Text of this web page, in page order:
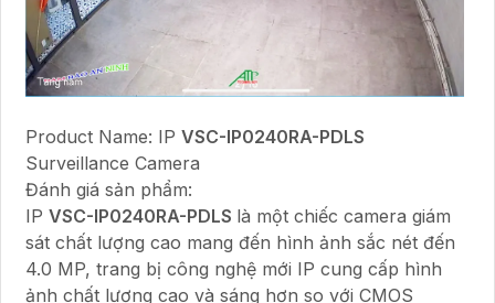
Product Name: IP VSC-IP0240RA-PDLS
Surveillance Camera
Đánh giá sản phẩm:
IP VSC-IP0240RA-PDLS là một chiếc camera giám
sát chất lượng cao mang đến hình ảnh sắc nét đến
4.0 MP, trang bị công nghệ mới IP cung cấp hình
ảnh chất lượng cao và sáng hơn so với CMOS